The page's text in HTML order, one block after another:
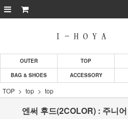
OUTER TOP
BAG & SHOES
ACCESSORY
TOP top top
엔써 후드(2COLOR) : 주니